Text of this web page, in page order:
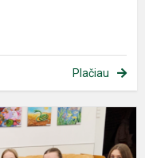
Plačiau